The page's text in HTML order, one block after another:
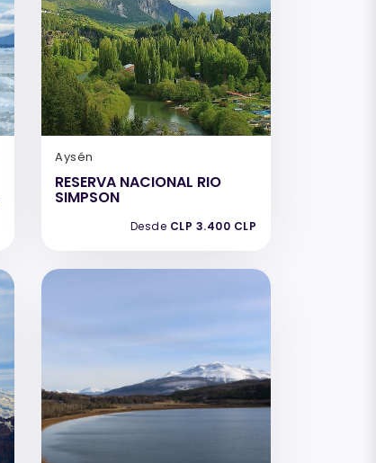
Aysén
RESERVA NACIONAL RIO
SIMPSON
Desde CLP 3.400 CLP